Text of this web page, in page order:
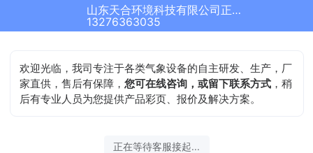
山东天合环境科技有限公司正在为您服务
13276363035
欢迎光临，我司专注于各类气象设备的自主研发、生产，厂
家直供，售后有保障，您可在线咨询，或留下联系方式 ，稍
后有专业人员为您提供产品彩页、报价及解决方案。
正在等待客服接起...